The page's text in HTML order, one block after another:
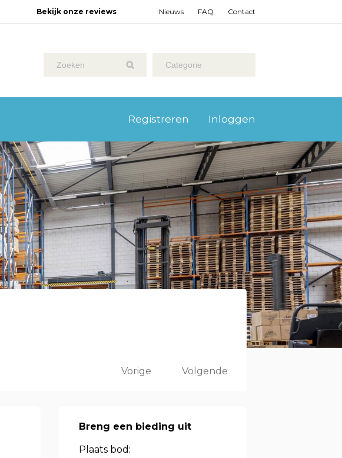
Contact
FAQ
Nieuws
Bekijk onze reviews
Categorie
Inloggen
Registreren
Vorige Volgende
Breng een bieding uit
Plaats bod: